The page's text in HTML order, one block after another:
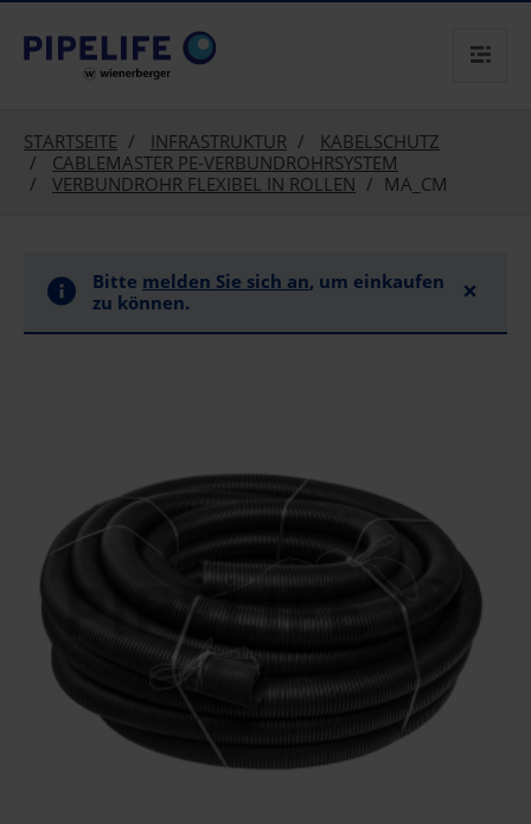
text.skipToContent
text.skipToNavigation
STARTSEITE INFRASTRUKTUR
KABELSCHUTZ
CABLEMASTER PE-VERBUNDROHRSYSTEM
VERBUNDROHR FLEXIBEL IN ROLLEN
MA_CM
Bitte melden Sie sich an, um einkaufen
zu können.
×